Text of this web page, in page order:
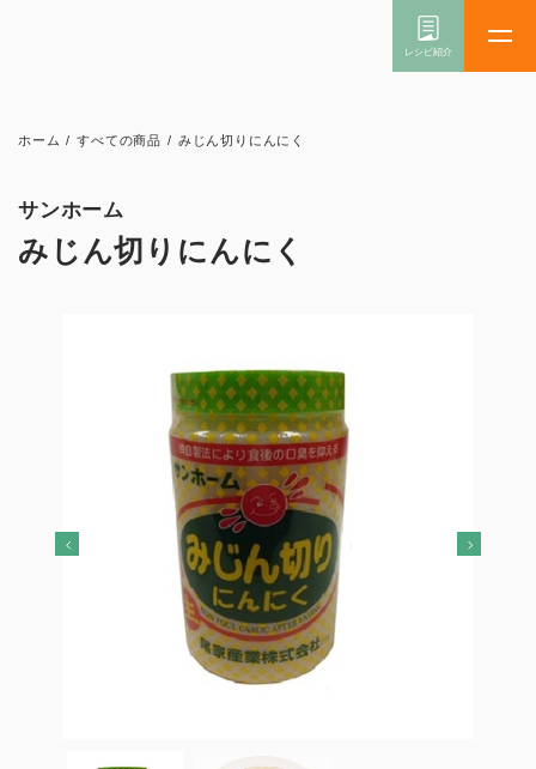
ホーム / すべての商品 / みじん切りにんにく
サンホーム
みじん切りにんにく